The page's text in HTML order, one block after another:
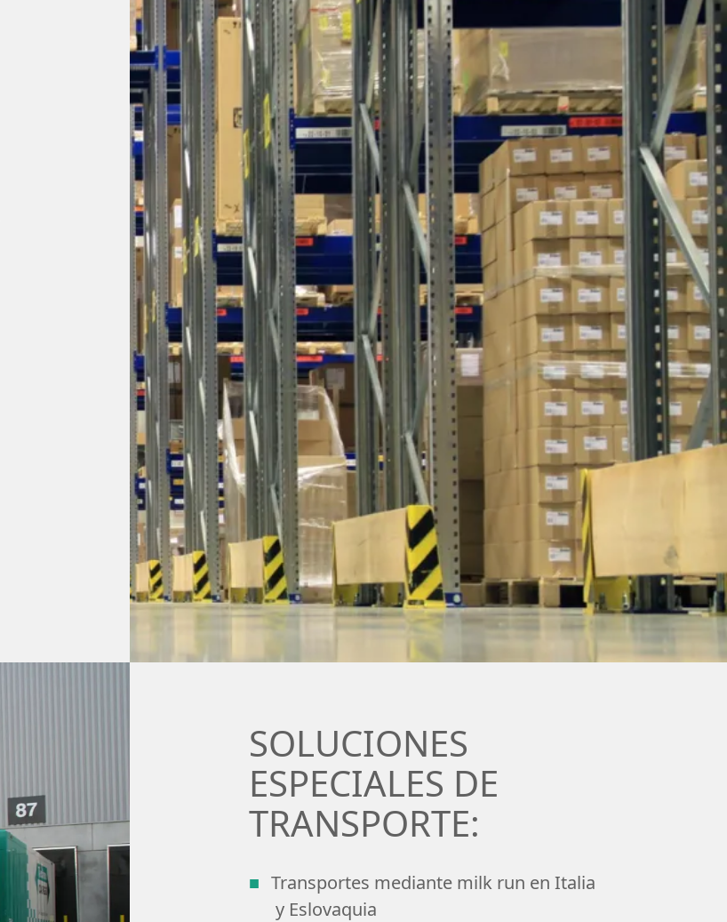
SOLUCIONES
ESPECIALES DE
TRANSPORTE:
Transportes mediante milk run en Italia
y Eslovaquia